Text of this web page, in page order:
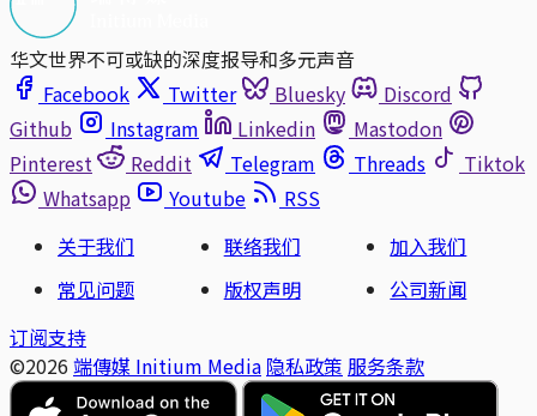
华文世界不可或缺的深度报导和多元声音
Facebook
Twitter Bluesky
Discord
Github
Instagram Linkedin
Mastodon
Pinterest
Reddit Telegram Threads
Tiktok
Whatsapp
Youtube
RSS
关于我们
联络我们
加入我们
常见问题
版权声明
公司新闻
订阅支持
©2026 端傳媒 Initium Media 隐私政策 服务条款